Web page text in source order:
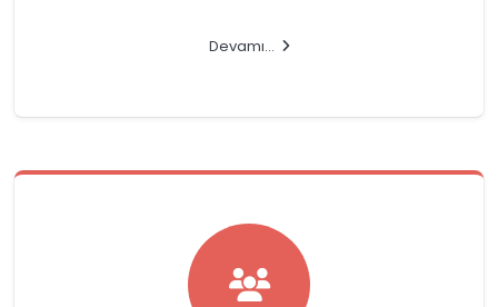
Devamı…